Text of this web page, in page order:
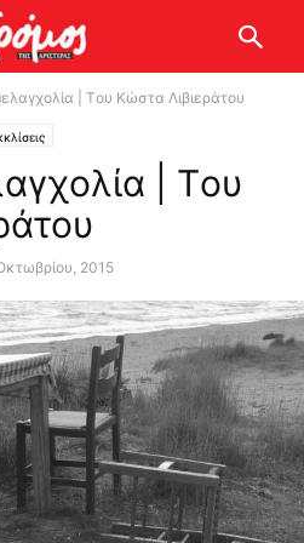
| Tου Κώστα Λιβιεράτου
| Tου
2015